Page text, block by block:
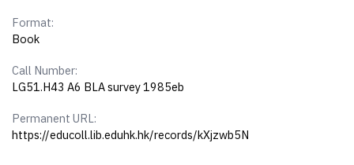
Format:
Book
Call Number:
LG51.H43 A6 BLA survey 1985eb
Permanent URL:
https://educoll.lib.eduhk.hk/records/kXjzwb5N